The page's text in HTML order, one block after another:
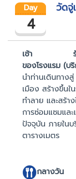
Day
4
วัดจู่
เช้า รับประ
ของโรงแรม (บ
นำท่านเดินทางสู่
เมือง สร้างขึ้น
ทำลาย และสร้
การซ่อมแซมแล
ปัจจุบัน ภายใน
ตารางเมตร
กลางวัน